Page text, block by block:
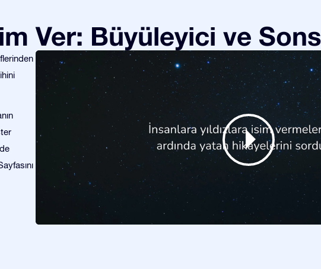
Ver: Büyüleyici ve